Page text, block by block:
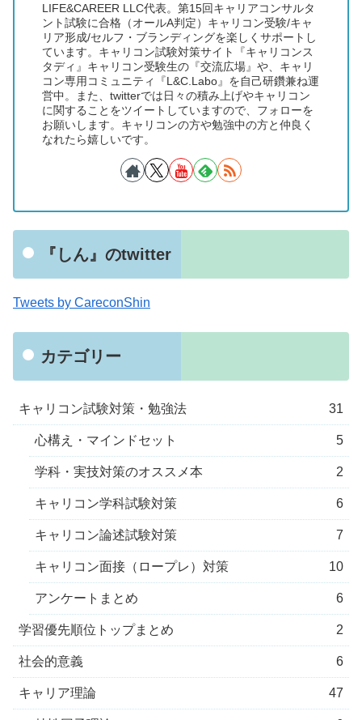
LIFE&CAREER LLC代表。第15回キャリアコンサルタ
ント試験に合格（オールA判定）キャリコン受験/キャ
リア形成/セルフ・ブランディングを楽しくサポートし
ています。キャリコン試験対策サイト『キャリコンス
タディ』キャリコン受験生の『交流広場』や、キャリ
コン専用コミュニティ『L&C.Labo』を自己研鑽兼ね運
営中。また、twitterでは日々の積み上げやキャリコン
に関することをツイートしていますので、フォローを
お願いします。キャリコンの方や勉強中の方と仲良く
なれたら嬉しいです。
『しん』のtwitter
Tweets by CareconShin
カテゴリー
キャリコン試験対策・勉強法 31
心構え・マインドセット 5
学科・実技対策のオススメ本 2
キャリコン学科試験対策 6
キャリコン論述試験対策 7
キャリコン面接（ロープレ）対策 10
アンケートまとめ 6
学習優先順位トップまとめ 2
社会的意義 6
キャリア理論 47